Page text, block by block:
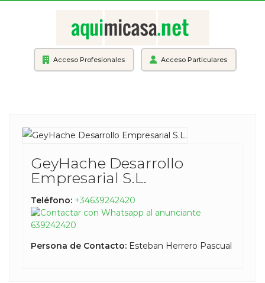
Acceso Profesionales Acceso Particulares
GeyHache Desarrollo
Empresarial S.L.
Teléfono: +34639242420
639242420
Persona de Contacto: Esteban Herrero Pascual